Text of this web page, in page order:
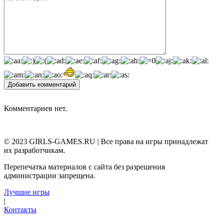
Добавить комментарий
Комментариев нет.
© 2023 GIRLS-GAMES.RU | Все права на игры принадлежат
их разработчикам.
Перепечатка материалов с сайта без разрешения
администрации запрещена.
Лучшие игры
|
Контакты